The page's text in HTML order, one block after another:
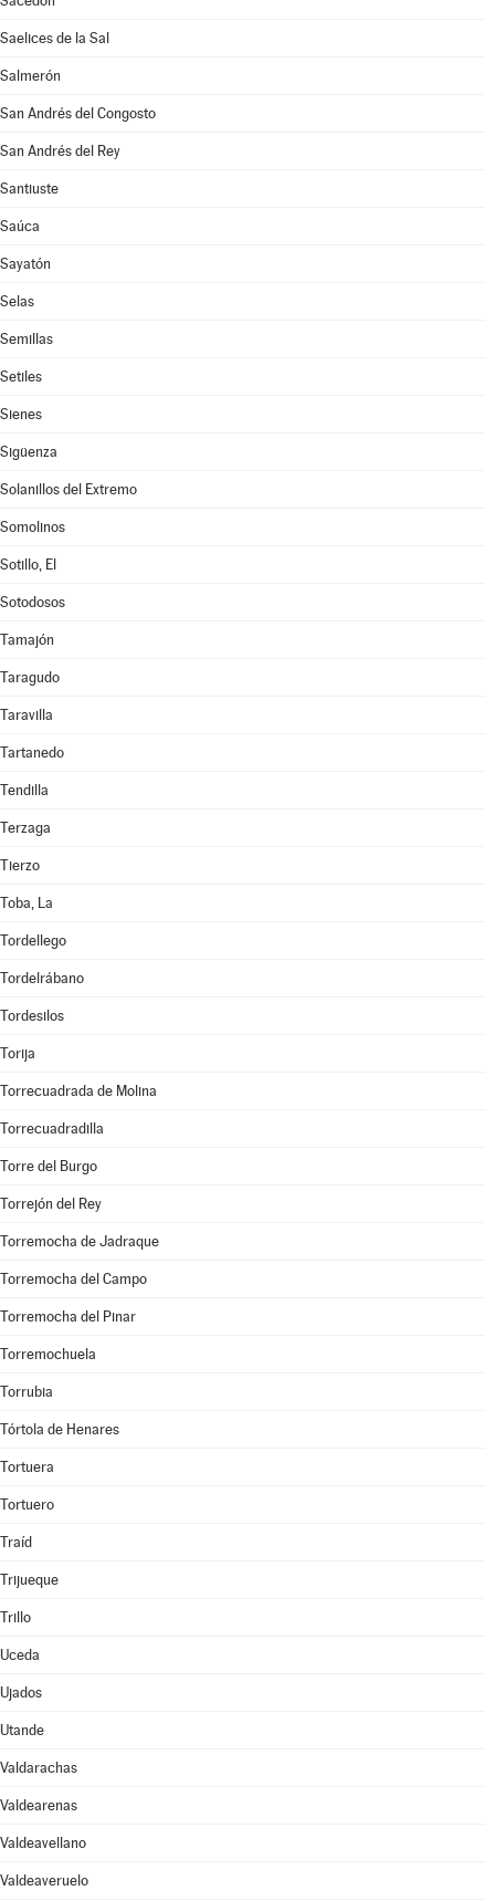
Saelices de la Sal
Salmerón
San Andrés del Congosto
San Andrés del Rey
Santiuste
Saúca
Sayatón
Selas
Semillas
Setiles
Sienes
Sigüenza
Solanillos del Extremo
Somolinos
Sotillo, El
Sotodosos
Tamajón
Taragudo
Taravilla
Tartanedo
Tendilla
Terzaga
Tierzo
Toba, La
Tordellego
Tordelrábano
Tordesilos
Torija
Torrecuadrada de Molina
Torrecuadradilla
Torre del Burgo
Torrejón del Rey
Torremocha de Jadraque
Torremocha del Campo
Torremocha del Pinar
Torremochuela
Torrubia
Tórtola de Henares
Tortuera
Tortuero
Traíd
Trijueque
Trillo
Uceda
Ujados
Utande
Valdarachas
Valdearenas
Valdeavellano
Valdeaveruelo